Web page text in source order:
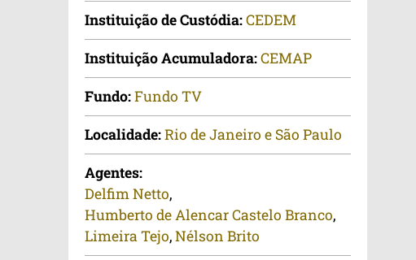
Instituição de Custódia:CEDEM
Instituição Acumuladora:CEMAP
Fundo:Fundo TV
Localidade:Rio de Janeiro e São Paulo
Agentes:
Delfim Netto,
Humberto de Alencar Castelo Branco,
Limeira Tejo,Nélson Brito